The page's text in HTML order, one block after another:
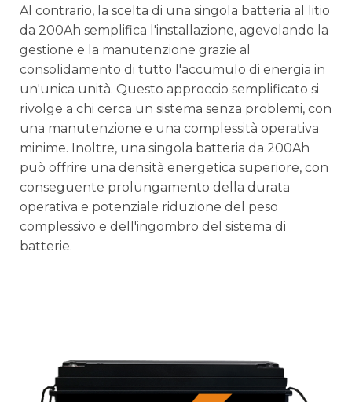
Al contrario, la scelta di una singola batteria al litio
da 200Ah semplifica l'installazione, agevolando la
gestione e la manutenzione grazie al
consolidamento di tutto l'accumulo di energia in
un'unica unità. Questo approccio semplificato si
rivolge a chi cerca un sistema senza problemi, con
una manutenzione e una complessità operativa
minime. Inoltre, una singola batteria da 200Ah
può offrire una densità energetica superiore, con
conseguente prolungamento della durata
operativa e potenziale riduzione del peso
complessivo e dell'ingombro del sistema di
batterie.